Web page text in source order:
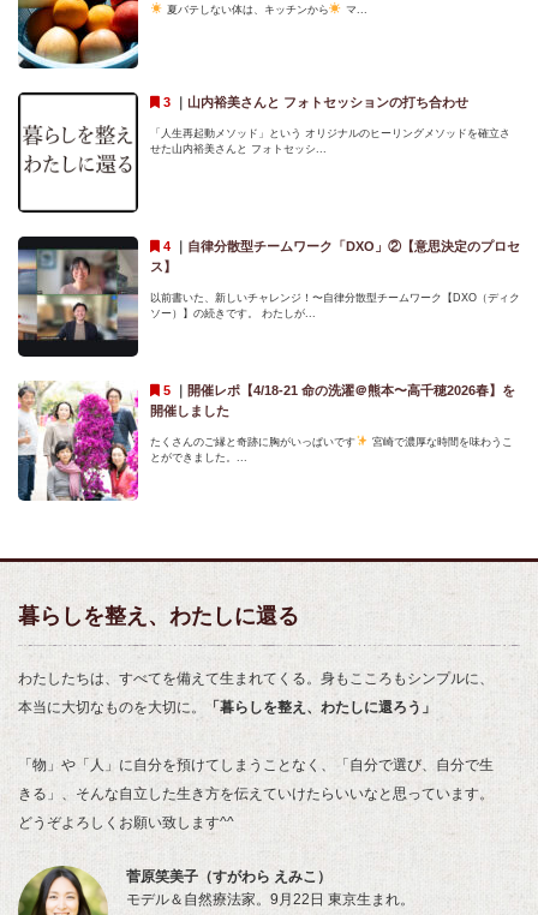
夏バテしない体は、キッチンから マ...
｜ 山内裕美さんと フォトセッションの打ち合わせ
「人生再起動メソッド」という オリジナルのヒーリングメソッドを確立さ
せた山内裕美さんと フォトセッシ...
｜ 自律分散型チームワーク「DXO」②【意思決定のプロセ
ス】
以前書いた、新しいチャレンジ！〜自律分散型チームワーク【DXO（ディク
ソー）】の続きです。 わたしが...
｜ 開催レポ【4/18-21 命の洗濯＠熊本〜高千穂2026春】を
開催しました
たくさんのご縁と奇跡に胸がいっぱいです
宮崎で濃厚な時間を味わうこ
とができました。...
暮らしを整え、わたしに還る
わたしたちは、すべてを備えて生まれてくる。身もこころもシンプルに、
本当に大切なものを大切に。
「暮らしを整え、わたしに還ろう」
「物」や「人」に自分を預けてしまうことなく、「自分で選び、自分で生
きる」、そんな自立した生き方を伝えていけたらいいなと思っています。
どうぞよろしくお願い致します^^
菅原笑美子（すがわら えみこ）
モデル＆自然療法家。9月22日 東京生まれ。